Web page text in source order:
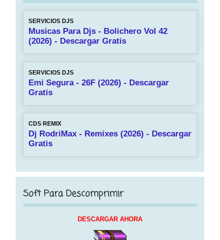
SERVICIOS DJS
Musicas Para Djs - Bolichero Vol 42
(2026) - Descargar Gratis
SERVICIOS DJS
Emi Segura - 26F (2026) - Descargar
Gratis
CDS REMIX
Dj RodriMax - Remixes (2026) - Descargar
Gratis
Soft Para Descomprimir
DESCARGAR AHORA